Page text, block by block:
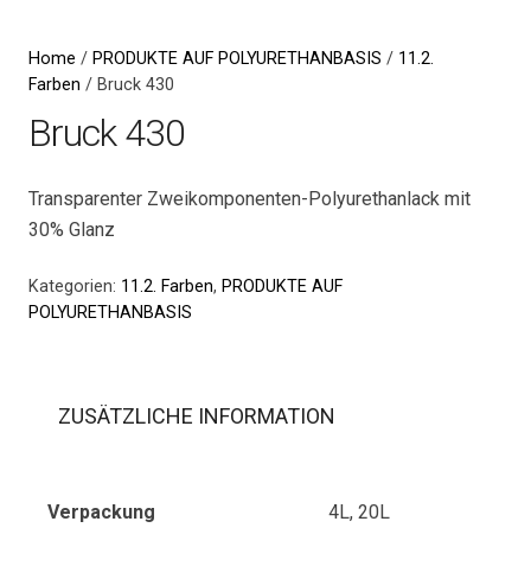
Home / PRODUKTE AUF POLYURETHANBASIS / 11.2.
Farben / Bruck 430
Bruck 430
Transparenter Zweikomponenten-Polyurethanlack mit
30% Glanz
Kategorien: 11.2. Farben, PRODUKTE AUF
POLYURETHANBASIS
ZUSÄTZLICHE INFORMATION
Verpackung 4L, 20L